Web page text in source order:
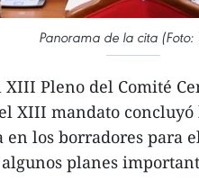
Panorama de la cita (Foto:
XIII Pleno del Comité
XIII mandato
los borradores para
planes